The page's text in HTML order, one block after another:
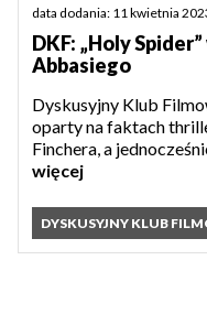
data dodania: 11 kwietnia
DKF: „Holy
Abbasiego
Dyskusyjny Klub
oparty na faktach
Finchera, a
więcej
DYSKUSYJNY KLUB